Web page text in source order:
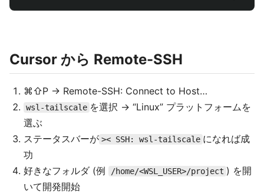
Cursor から Remote-SSH
⌘⇧P → Remote-SSH: Connect to Host…
wsl-tailscale を選択 → “Linux” プラットフォームを
選ぶ
ステータスバーが >< SSH: wsl-tailscale になれば成
功
好きなフォルダ (例
/home/<WSL_USER>/project ) を開
いて開発開始